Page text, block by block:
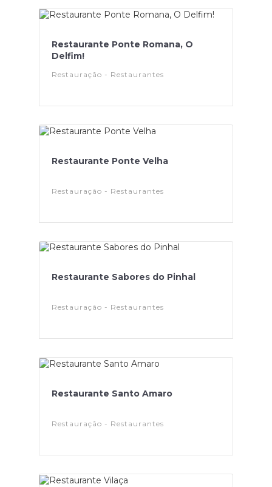
Restaurante Ponte Romana, O
Delfim!
Restauração - Restaurantes
Restaurante Ponte Velha
Restauração - Restaurantes
Restaurante Sabores do Pinhal
Restauração - Restaurantes
Restaurante Santo Amaro
Restauração - Restaurantes